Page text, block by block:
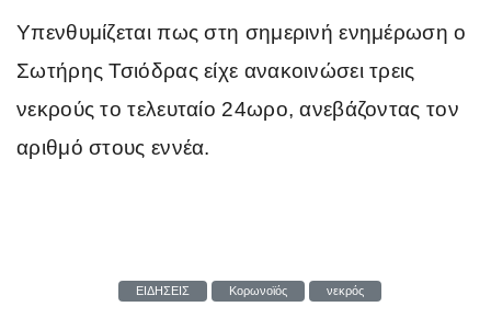
Υπενθυμίζεται πως στη σημερινή ενημέρωση ο
Σωτήρης Τσιόδρας είχε ανακοινώσει τρεις
νεκρούς το τελευταίο 24ωρο, ανεβάζοντας τον
αριθμό στους εννέα.
ΕΙΔΗΣΕΙΣ Κορωνοϊός νεκρός